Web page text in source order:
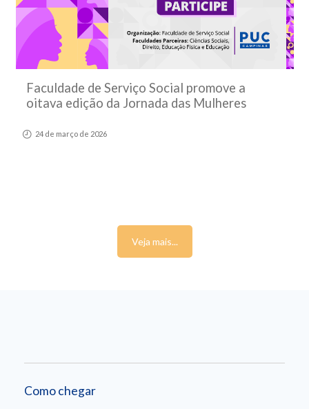
Faculdade de Serviço Social promove a
oitava edição da Jornada das Mulheres
24 de março de 2026
Veja mais...
Como chegar